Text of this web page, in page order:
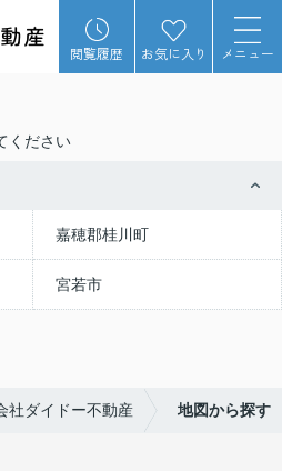
閲覧履歴 お気に入り メニュー
ください
嘉穂郡桂川町
宮若市
社ダイドー不動産 地図から探す